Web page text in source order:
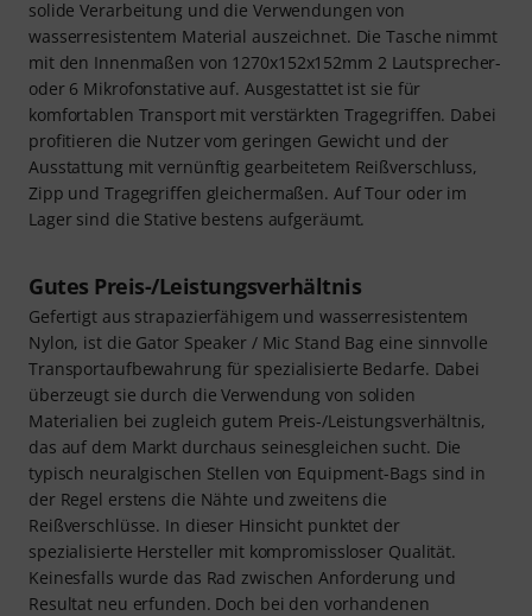
solide Verarbeitung und die Verwendungen von
wasserresistentem Material auszeichnet. Die Tasche nimmt
mit den Innenmaßen von 1270x152x152mm 2 Lautsprecher-
oder 6 Mikrofonstative auf. Ausgestattet ist sie für
komfortablen Transport mit verstärkten Tragegriffen. Dabei
profitieren die Nutzer vom geringen Gewicht und der
Ausstattung mit vernünftig gearbeitetem Reißverschluss,
Zipp und Tragegriffen gleichermaßen. Auf Tour oder im
Lager sind die Stative bestens aufgeräumt.
Gutes Preis-/Leistungsverhältnis
Gefertigt aus strapazierfähigem und wasserresistentem
Nylon, ist die Gator Speaker / Mic Stand Bag eine sinnvolle
Transportaufbewahrung für spezialisierte Bedarfe. Dabei
überzeugt sie durch die Verwendung von soliden
Materialien bei zugleich gutem Preis-/Leistungsverhältnis,
das auf dem Markt durchaus seinesgleichen sucht. Die
typisch neuralgischen Stellen von Equipment-Bags sind in
der Regel erstens die Nähte und zweitens die
Reißverschlüsse. In dieser Hinsicht punktet der
spezialisierte Hersteller mit kompromissloser Qualität.
Keinesfalls wurde das Rad zwischen Anforderung und
Resultat neu erfunden. Doch bei den vorhandenen